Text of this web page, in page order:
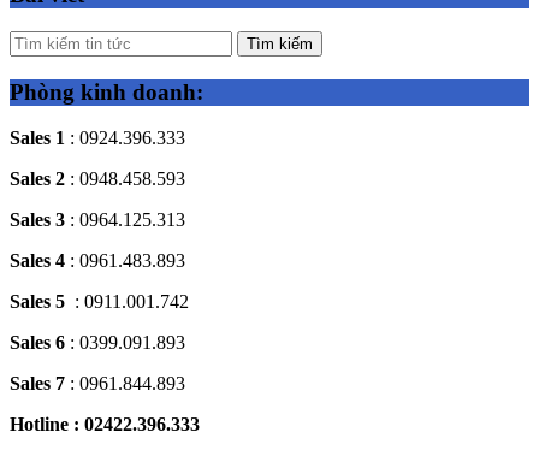
Tìm kiếm
Phòng kinh doanh:
Sales 1 : 0924.396.333
Sales 2 : 0948.458.593
Sales 3 : 0964.125.313
Sales 4 : 0961.483.893
Sales 5 : 0911.001.742
Sales 6 : 0399.091.893
Sales 7 : 0961.844.893
Hotline : 02422.396.333